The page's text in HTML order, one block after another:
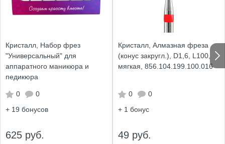
Кристалл, Набор фрез
"Универсальный" для
аппаратного маникюра и
педикюра
0
0
+ 19 бонусов
625 руб.
Кристалл, Алмазная фреза
(конус закругл.), D1,6, L100,
мягкая, 856.104.199.100.016
0
0
+ 1 бонус
49 руб.